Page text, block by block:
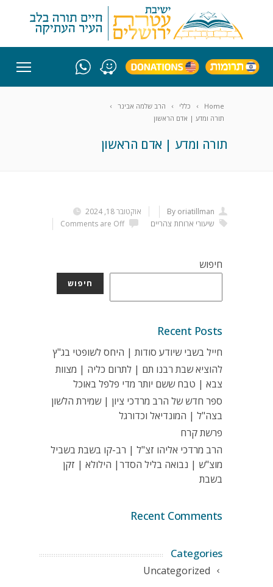
Home כללי
הרב שלמה אבינר
תורה ומדע | אדם הראשון
תורה ומדע | אדם הראשון
אוקטובר 18, 2024
By oriatillman
Comments are Off
שיעורי ארוחת צהריים
חיפוש
חיפוש
Recent Posts
חייל בשבי שיודע סודות | היחס לשופטי בג"ץ
להוציא שבת רבנו תם | לתרום כליה | מצוות
צבא | טבח ששם יותר מדי פלפל באוכל
ספר חדש של הרב מרדכי ציון | שמירת הלשון
בצה"ל | המונדיאל וכדורגל
פרשת קרח
הרב מרדכי אליהו זצ"ל | רב-קו בשבת בשביל
מוצ"ש | נבואה בליל הסדר| הילולא | זקן
בשבת
Recent Comments
Categories
Uncategorized